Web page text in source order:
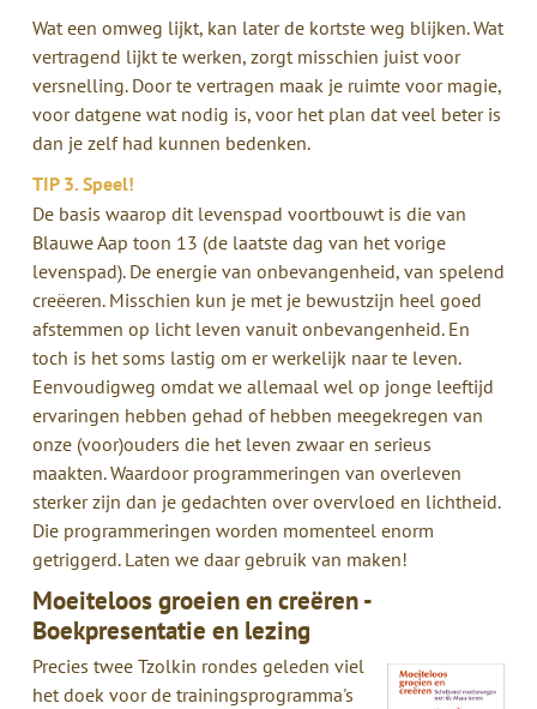
Wat een omweg lijkt, kan later de kortste weg blijken. Wat
vertragend lijkt te werken, zorgt misschien juist voor
versnelling. Door te vertragen maak je ruimte voor magie,
voor datgene wat nodig is, voor het plan dat veel beter is
dan je zelf had kunnen bedenken.
TIP 3. Speel!
De basis waarop dit levenspad voortbouwt is die van
Blauwe Aap toon 13 (de laatste dag van het vorige
levenspad). De energie van onbevangenheid, van spelend
creëeren. Misschien kun je met je bewustzijn heel goed
afstemmen op licht leven vanuit onbevangenheid. En
toch is het soms lastig om er werkelijk naar te leven.
Eenvoudigweg omdat we allemaal wel op jonge leeftijd
ervaringen hebben gehad of hebben meegekregen van
onze (voor)ouders die het leven zwaar en serieus
maakten. Waardoor programmeringen van overleven
sterker zijn dan je gedachten over overvloed en lichtheid.
Die programmeringen worden momenteel enorm
getriggerd. Laten we daar gebruik van maken!
Moeiteloos groeien en creëren -
Boekpresentatie en lezing
Precies twee Tzolkin rondes geleden viel
het doek voor de trainingsprogramma's